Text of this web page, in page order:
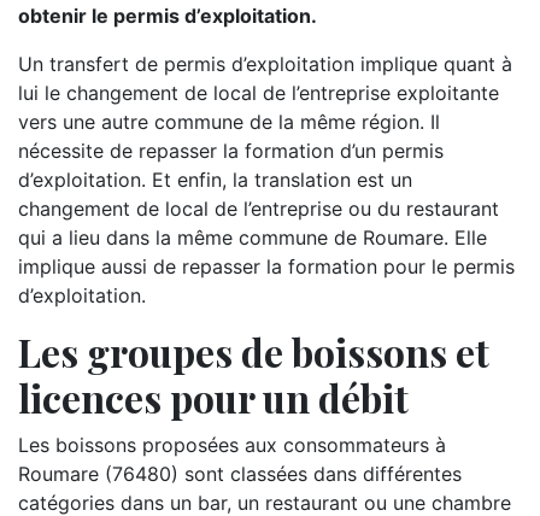
obtenir le permis d’exploitation.
Un transfert de permis d’exploitation implique quant à
lui le changement de local de l’entreprise exploitante
vers une autre commune de la même région. Il
nécessite de repasser la formation d’un permis
d’exploitation. Et enfin, la translation est un
changement de local de l’entreprise ou du restaurant
qui a lieu dans la même commune de Roumare. Elle
implique aussi de repasser la formation pour le permis
d’exploitation.
Les groupes de boissons et
licences pour un débit
Les boissons proposées aux consommateurs à
Roumare (76480) sont classées dans différentes
catégories dans un bar, un restaurant ou une chambre